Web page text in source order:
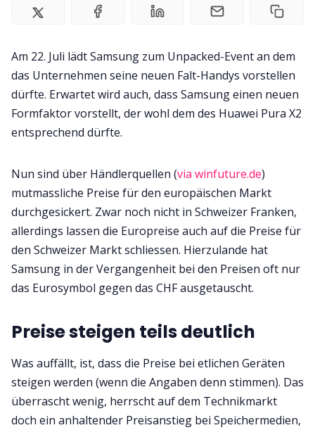
Am 22. Juli lädt Samsung zum Unpacked-Event an dem
das Unternehmen seine neuen Falt-Handys vorstellen
dürfte. Erwartet wird auch, dass Samsung einen neuen
Formfaktor vorstellt, der wohl dem des Huawei Pura X2
entsprechend dürfte.
Nun sind über Händlerquellen (via winfuture.de)
mutmassliche Preise für den europäischen Markt
durchgesickert. Zwar noch nicht in Schweizer Franken,
allerdings lassen die Europreise auch auf die Preise für
den Schweizer Markt schliessen. Hierzulande hat
Samsung in der Vergangenheit bei den Preisen oft nur
das Eurosymbol gegen das CHF ausgetauscht.
Preise steigen teils deutlich
Was auffällt, ist, dass die Preise bei etlichen Geräten
steigen werden (wenn die Angaben denn stimmen). Das
überrascht wenig, herrscht auf dem Technikmarkt
doch ein anhaltender Preisanstieg bei Speichermedien,